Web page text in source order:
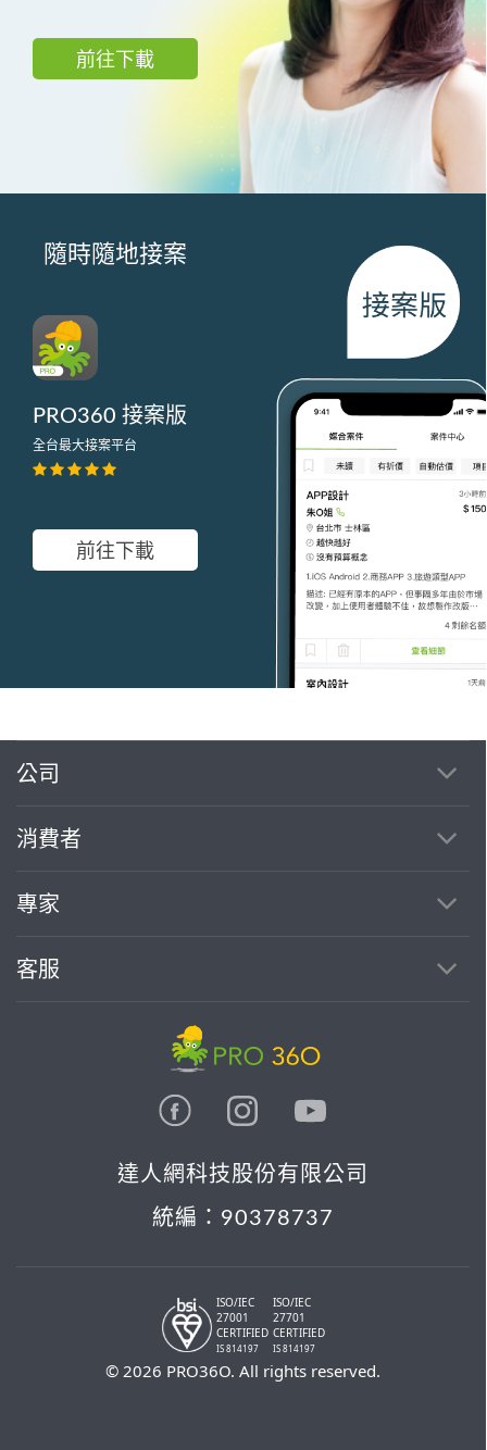
前往下載
隨時隨地接案
PRO360 接案版
全台最大接案平台
前往下載
公司
消費者
專家
客服
達人網科技股份有限公司
統編：90378737
ISO/IEC
27001
CERTIFIED
IS 814197
ISO/IEC
27701
CERTIFIED
IS 814197
© 2026 PRO36O. All rights reserved.
繼續完成